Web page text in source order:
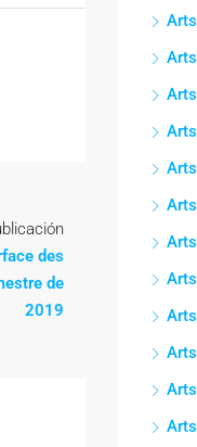
des
de
2019